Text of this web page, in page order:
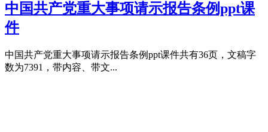
中国共产党重大事项请示报告条例ppt课
件
中国共产党重大事项请示报告条例ppt课件共有36页，文稿字
数为7391，带内容、带文...